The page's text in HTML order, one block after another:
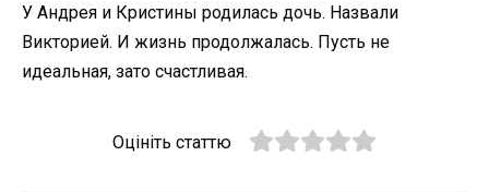
У Андрея и Кристины родилась дочь. Назвали
Викторией. И жизнь продолжалась. Пусть не
идеальная, зато счастливая.
Оцініть статтю